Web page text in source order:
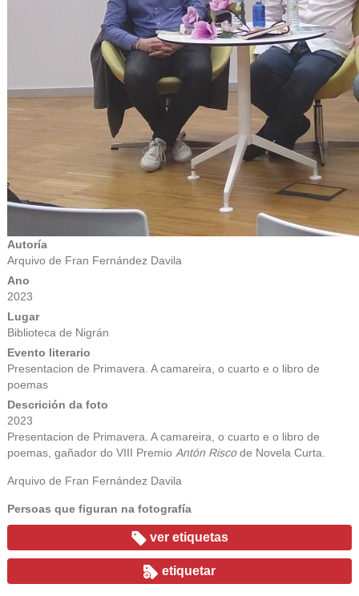
Autoría
Arquivo de Fran Fernández Davila
Ano
2023
Lugar
Biblioteca de Nigrán
Evento literario
Presentacion de Primavera. A camareira, o cuarto e o libro de
poemas
Descrición da foto
2023
Presentacion de Primavera. A camareira, o cuarto e o libro de
poemas, gañador do VIII Premio Antón Riscode Novela Curta.
Arquivo de Fran Fernández Davila
Persoas que figuran na fotografía
ver etiquetas
etiquetar